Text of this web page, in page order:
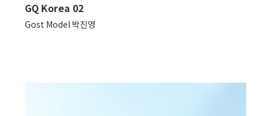
GQ Korea 02
Gost Model 박진영